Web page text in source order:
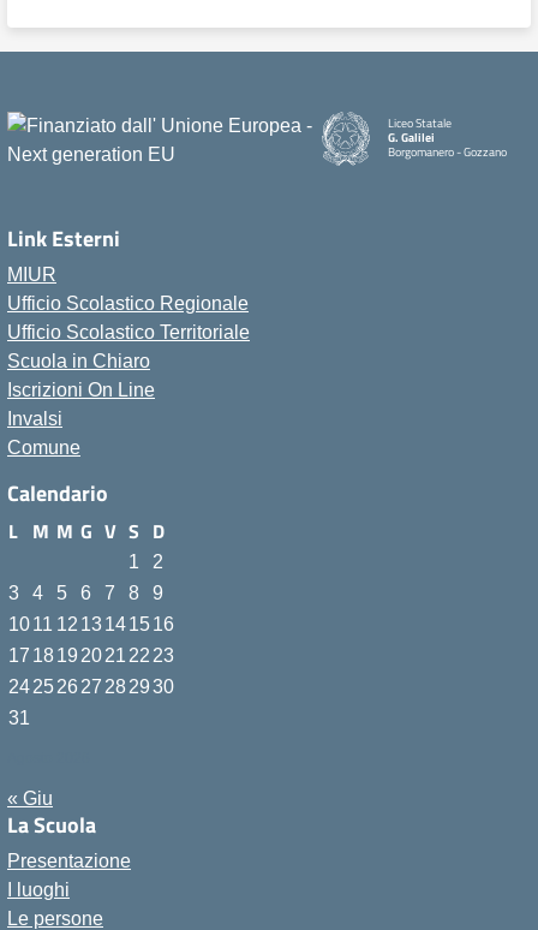
Liceo Statale
G. Galilei
Borgomanero - Gozzano
Link Esterni
MIUR
Ufficio Scolastico Regionale
Ufficio Scolastico Territoriale
Scuola in Chiaro
Iscrizioni On Line
Invalsi
Comune
Calendario
L M M G V S D
1
2
3
4 5 6 7 8
9
1011 12 13141516
17 1819 2021 22 23
24252627 282930
31
« Giu
La Scuola
Presentazione
I luoghi
Le persone